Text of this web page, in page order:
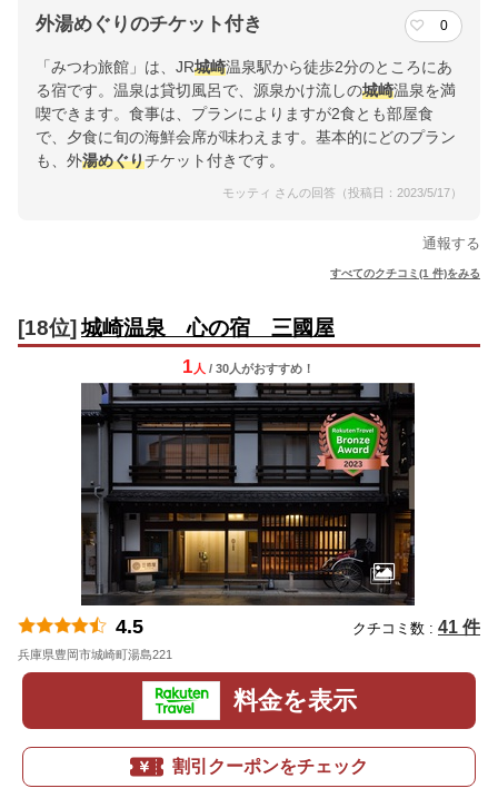
外湯めぐりのチケット付き 0
「みつわ旅館」は、JR城崎温泉駅から徒歩2分のところにあ
る宿です。温泉は貸切風呂で、源泉かけ流しの城崎温泉を満
喫できます。食事は、プランによりますが2食とも部屋食
で、夕食に旬の海鮮会席が味わえます。基本的にどのプラン
も、外湯めぐりチケット付きです。
モッティ さんの回答（投稿日：2023/5/17）
通報する
すべてのクチコミ(1 件)をみる
[18位] 城崎温泉 心の宿 三國屋
1 人 / 30人がおすすめ！
4.5 クチコミ数 : 41 件
兵庫県豊岡市城崎町湯島221
料金を表示
割引クーポンをチェック